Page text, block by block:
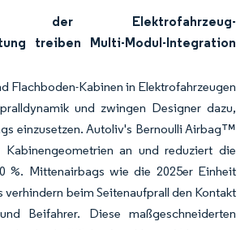
der Elektrofahrzeug-
treiben Multi-Modul-Integration
Flachboden-Kabinen in Elektrofahrzeugen
und zwingen Designer dazu,
einzusetzen. Autoliv's Bernoulli Airbag™
an und reduziert die
%. Mittenairbags wie die 2025er Einheit
beim Seitenaufprall den Kontakt
Beifahrer. Diese maßgeschneiderten